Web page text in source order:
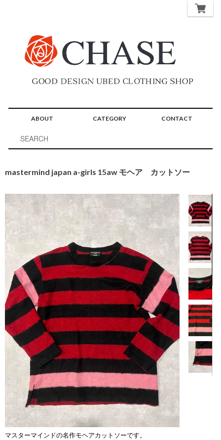
ABOUT CATEGORY CONTACT
mastermind japan a-girls 15aw モヘア カットソー
【商品説明】
マスターマインドの名作モヘアカットソーです。